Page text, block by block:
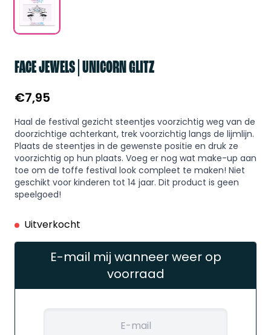
FACE JEWELS | UNICORN GLITZ
€7,95
Haal de festival gezicht steentjes voorzichtig weg van de
doorzichtige achterkant, trek voorzichtig langs de lijmlijn.
Plaats de steentjes in de gewenste positie en druk ze
voorzichtig op hun plaats. Voeg er nog wat make-up aan
toe om de toffe festival look compleet te maken! Niet
geschikt voor kinderen tot 14 jaar. Dit product is geen
speelgoed!
Uitverkocht
E-mail mij wanneer weer op
voorraad